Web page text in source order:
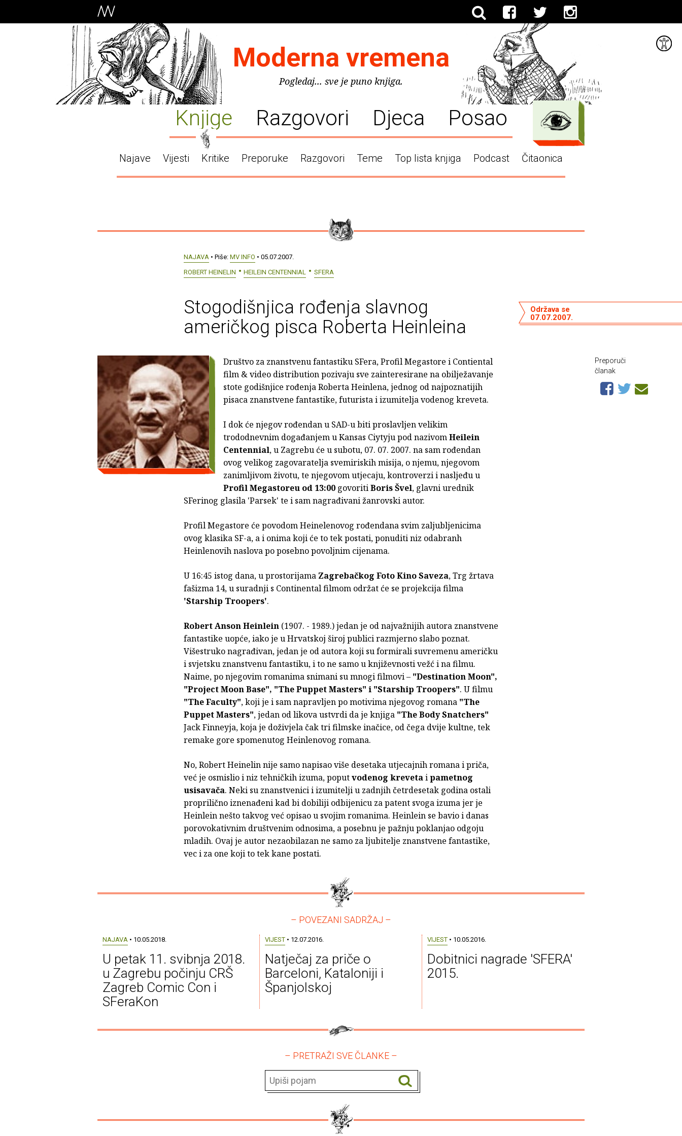
Moderna vremena
Pogledaj... sve je puno knjiga.
Knjige Razgovori Djeca Posao
Najave Vijesti Kritike Preporuke Razgovori Teme Top lista knjiga Podcast Čitaonica
NAJAVA • Piše: MV INFO • 05.07.2007.
ROBERT HEINELIN
HEILEIN CENTENNIAL SFERA
Stogodišnjica rođenja slavnog
američkog pisca Roberta Heinleina
Održava se
07.07.2007.
Društvo za znanstvenu fantastiku SFera, Profil Megastore i Contiental
film & video distribution pozivaju sve zainteresirane na obilježavanje
stote godišnjice rođenja Roberta Heinlena, jednog od najpoznatijih
pisaca znanstvene fantastike, futurista i izumitelja vodenog kreveta.
I dok će njegov rođendan u SAD-u biti proslavljen velikim
trododnevnim događanjem u Kansas Ciytyju pod nazivomHeilein
Centennial, u Zagrebu će u subotu, 07. 07. 2007. na sam rođendan
ovog velikog zagovaratelja svemiriskih misija, o njemu, njegovom
zanimljivom životu, te njegovom utjecaju, kontroverzi i nasljeđu u
Profil Megastoreu od 13:00 govoritiBoris Švel, glavni urednik
SFerinog glasila 'Parsek' te i sam nagrađivani žanrovski autor.
Profil Megastore će povodom Heinelenovog rođendana svim zaljubljenicima
ovog klasika SF-a, a i onima koji će to tek postati, ponuditi niz odabranh
Heinlenovih naslova po posebno povoljnim cijenama.
U 16:45 istog dana, u prostorijama Zagrebačkog Foto Kino Saveza, Trg žrtava
fašizma 14, u suradnji s Continental filmom održat će se projekcija filma
'Starship Troopers'.
Robert Anson Heinlein (1907. - 1989.) jedan je od najvažnijih autora znanstvene
fantastike uopće, iako je u Hrvatskoj široj publici razmjerno slabo poznat.
Višestruko nagrađivan, jedan je od autora koji su formirali suvremenu američku
i svjetsku znanstvenu fantastiku, i to ne samo u književnosti vežć i na filmu.
Naime, po njegovim romanima snimani su mnogi filmovi – "Destination Moon",
"Project Moon Base", "The Puppet Masters" i "Starship Troopers". U filmu
"The Faculty", koji je i sam napravljen po motivima njegovog romana "The
Puppet Masters", jedan od likova ustvrdi da je knjiga "The Body Snatchers"
Jack Finneyja, koja je doživjela čak tri filmske inačice, od čega dvije kultne, tek
remake gore spomenutog Heinlenovog romana.
No, Robert Heinelin nije samo napisao više desetaka utjecajnih romana i priča,
već je osmislio i niz tehničkih izuma, poputvodenog krevetaipametnog
usisavača. Neki su znanstvenici i izumitelji u zadnjih četrdesetak godina ostali
proprilično iznenađeni kad bi dobiliji odbijenicu za patent svoga izuma jer je
Heinlein nešto takvog već opisao u svojim romanima. Heinlein se bavio i danas
porovokativnim društvenim odnosima, a posebnu je pažnju poklanjao odgoju
mladih. Ovaj je autor nezaobilazan ne samo za ljubitelje znanstvene fantastike,
vec i za one koji to tek kane postati.
Preporuči
članak
– POVEZANI SADRŽAJ –
NAJAVA • 10.05.2018.
U petak 11. svibnja 2018.
u Zagrebu počinju CRŠ
Zagreb Comic Con i
SFeraKon
VIJEST• 12.07.2016.
Natječaj za priče o
Barceloni, Kataloniji i
Španjolskoj
VIJEST• 10.05.2016.
Dobitnici nagrade 'SFERA'
2015.
– PRETRAŽI SVE ČLANKE –